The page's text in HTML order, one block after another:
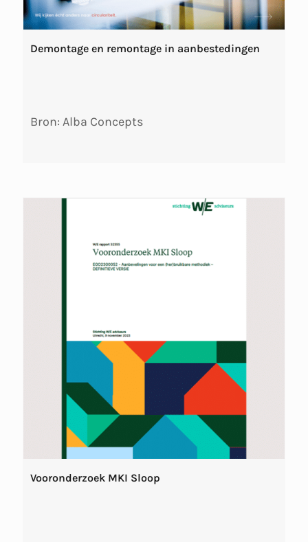
Demontage en remontage in aanbestedingen
Bron: Alba Concepts
Vooronderzoek MKI Sloop